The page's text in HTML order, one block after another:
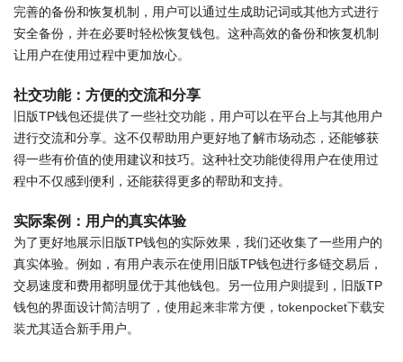
完善的备份和恢复机制，用户可以通过生成助记词或其他方式进行
安全备份，并在必要时轻松恢复钱包。这种高效的备份和恢复机制
让用户在使用过程中更加放心。
社交功能：方便的交流和分享
旧版TP钱包还提供了一些社交功能，用户可以在平台上与其他用户
进行交流和分享。这不仅帮助用户更好地了解市场动态，还能够获
得一些有价值的使用建议和技巧。这种社交功能使得用户在使用过
程中不仅感到便利，还能获得更多的帮助和支持。
实际案例：用户的真实体验
为了更好地展示旧版TP钱包的实际效果，我们还收集了一些用户的
真实体验。例如，有用户表示在使用旧版TP钱包进行多链交易后，
交易速度和费用都明显优于其他钱包。另一位用户则提到，旧版TP
钱包的界面设计简洁明了，使用起来非常方便， tokenpocket下载安
装尤其适合新手用户。